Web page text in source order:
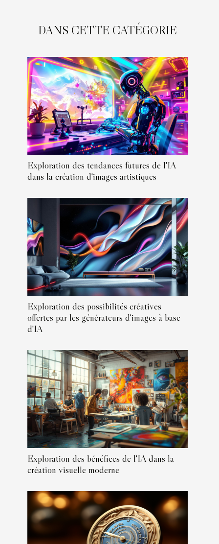
DANS CETTE CATÉGORIE
Exploration des tendances futures de l'IA
dans la création d'images artistiques
Exploration des possibilités créatives
offertes par les générateurs d'images à base
d'IA
Exploration des bénéfices de l'IA dans la
création visuelle moderne